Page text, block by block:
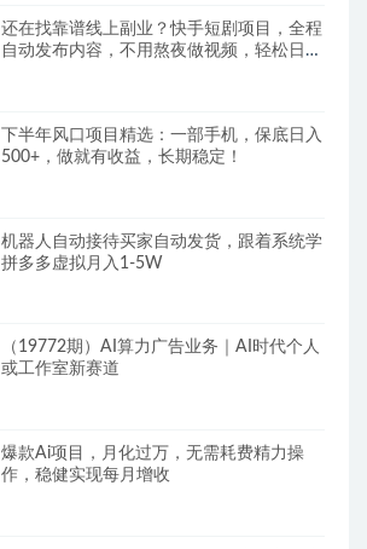
还在找靠谱线上副业？快手短剧项目，全程
自动发布内容，不用熬夜做视频，轻松日入
下半年风口项目精选：一部手机，保底日入
500+，做就有收益，长期稳定！
机器人自动接待买家自动发货，跟着系统学
拼多多虚拟月入1-5W
（19772期）AI算力广告业务｜AI时代个人
或工作室新赛道
爆款Ai项目，月化过万，无需耗费精力操
作，稳健实现每月增收